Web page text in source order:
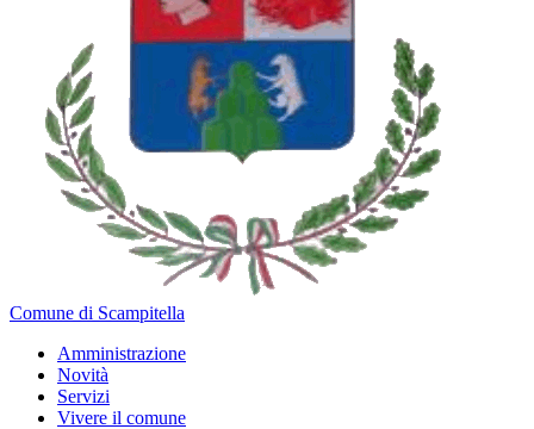
Comune di Scampitella
Amministrazione
Novità
Servizi
Vivere il comune